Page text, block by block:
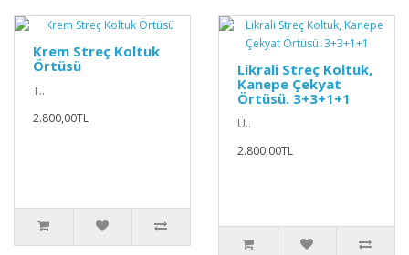
Krem Streç Koltuk
Örtüsü
T..
2.800,00TL
Likrali Streç Koltuk,
Kanepe Çekyat
Örtüsü. 3+3+1+1
Ü..
2.800,00TL